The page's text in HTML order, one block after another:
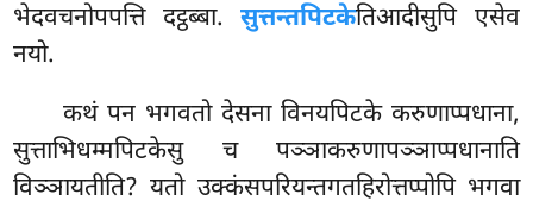
भेदवचनोपपत्ति दट्ठब्बा.सुत्तन्तपिटकेतिआदीसुपि एसेव
नयो.
कथं पन भगवतो देसना विनयपिटके करुणाप्पधाना,
सुत्ताभिधम्मपिटकेसु च पञ्ञाकरुणापञ्ञाप्पधानाति
विञ्ञायतीति? यतो उक्कंसपरियन्तगतहिरोत्तप्पोपि भगवा